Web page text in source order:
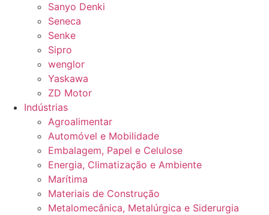
Sanyo Denki
Seneca
Senke
Sipro
wenglor
Yaskawa
ZD Motor
Indústrias
Agroalimentar
Automóvel e Mobilidade
Embalagem, Papel e Celulose
Energia, Climatização e Ambiente
Marítima
Materiais de Construção
Metalomecânica, Metalúrgica e Siderurgia